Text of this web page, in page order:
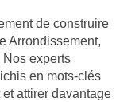
de construire
Arrondissement,
experts
en mots-clés
attirer davantage